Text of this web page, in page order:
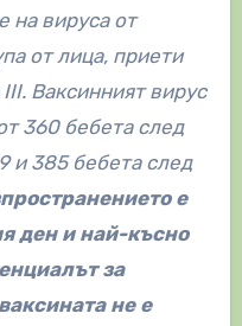
на вируса от
от лица, приети
Ваксинният вирус
360 бебета след
и 385 бебета след
е
ден и най-късно
за
не е